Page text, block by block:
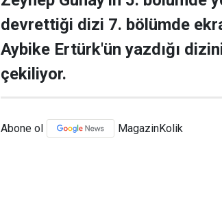
devrettiği dizi 7. bölümde
Aybike Ertürk'ün yazdığı
çekiliyor.
Abone ol MagazinKolik